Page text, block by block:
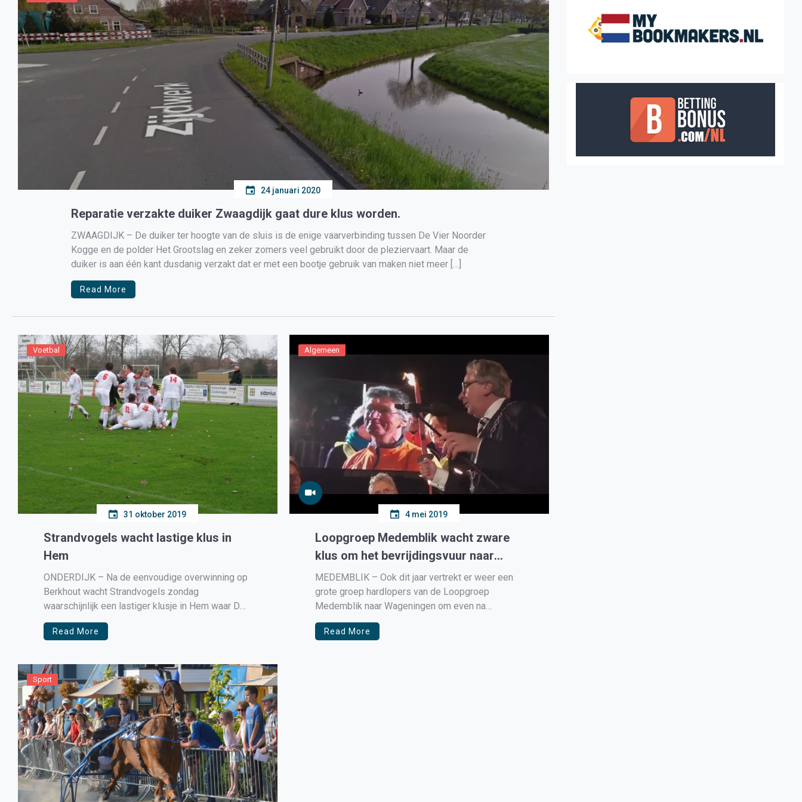
24 januari 2020
Reparatie verzakte duiker Zwaagdijk gaat dure klus worden.
ZWAAGDIJK – De duiker ter hoogte van de sluis is de enige vaarverbinding tussen De Vier Noorder
Kogge en de polder Het Grootslag en zeker zomers veel gebruikt door de pleziervaart. Maar de
duiker is aan één kant dusdanig verzakt dat er met een bootje gebruik van maken niet meer […]
Read More
Voetbal
31 oktober 2019
Strandvogels wacht lastige klus in
Hem
ONDERDIJK – Na de eenvoudige overwinning op
Berkhout wacht Strandvogels zondag
waarschijnlijk een lastiger klusje in Hem waar De
Valken de volgende tegenstander is.
Read More
Algemeen
4 mei 2019
Loopgroep Medemblik wacht zware
klus om het bevrijdingsvuur naar
Medemblik te brengen
MEDEMBLIK – Ook dit jaar vertrekt er weer een
grote groep hardlopers van de Loopgroep
Medemblik naar Wageningen om even na
middernacht het bevrijdingsvuur uit handen van de
burgemeester van Wageningen te ontvangen en
Read More
Sport